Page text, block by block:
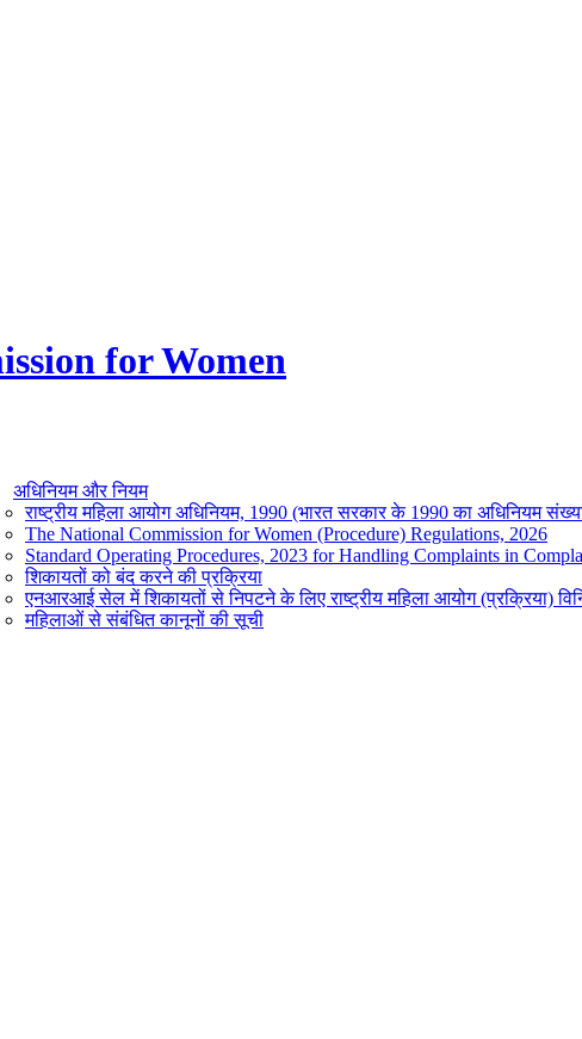
for Women
अधिनियम और नियम
राष्ट्रीय महिला आयोग अधिनियम, 1990 (भारत सरकार के 1990 का अधिनियम
The National Commission for Women (Procedure) Regulations, 2026
Standard Operating Procedures, 2023 for Handling Complaints in
शिकायतों को बंद करने की प्रक्रिया
एनआरआई सेल में शिकायतों से निपटने के लिए राष्ट्रीय महिला आयोग (प्रक्रिया)
महिलाओं से संबंधित कानूनों की सूची